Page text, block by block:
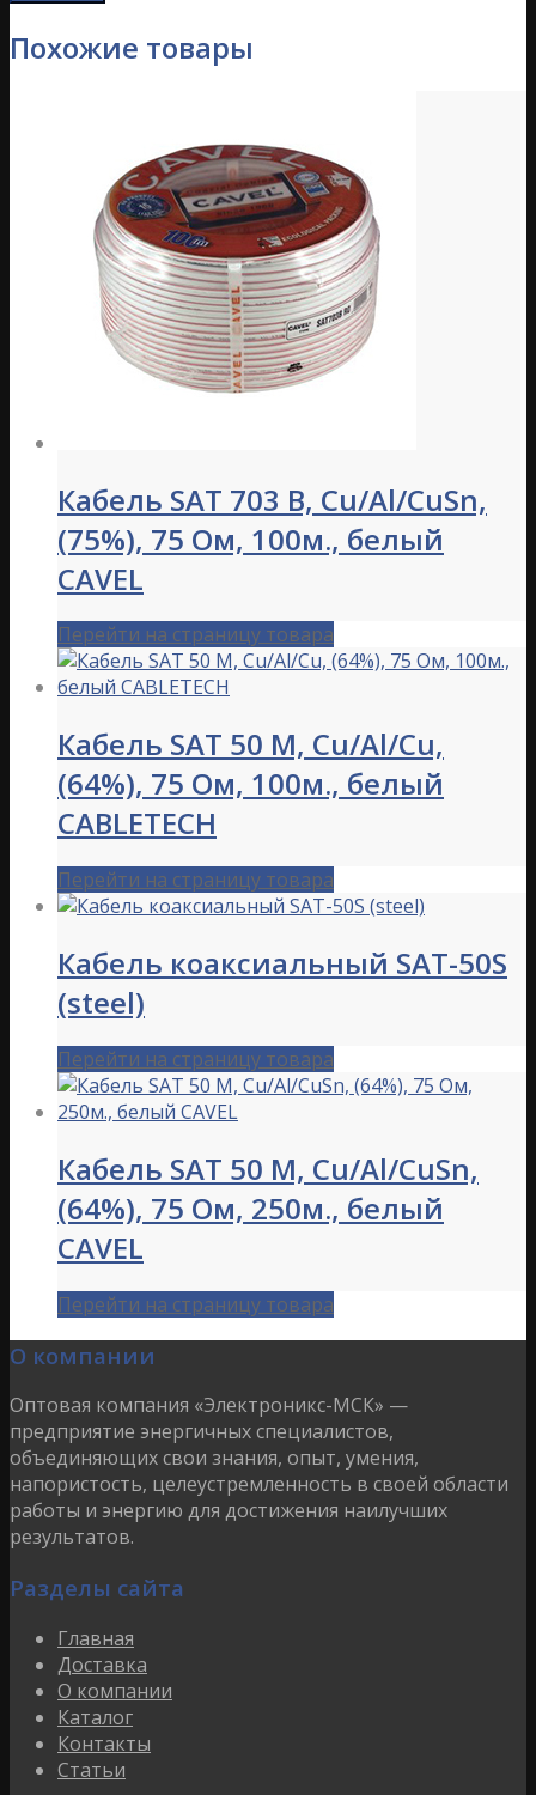
Похожие товары
Кабель SAT 703 B, Cu/Al/CuSn,
(75%), 75 Ом, 100м., белый
CAVEL
Перейти на страницу товара
Кабель SAT 50 M, Cu/Al/Cu,
(64%), 75 Ом, 100м., белый
CABLETECH
Перейти на страницу товара
Кабель коаксиальный SAT-50S
(steel)
Перейти на страницу товара
Кабель SAT 50 M, Cu/Al/CuSn,
(64%), 75 Ом, 250м., белый
CAVEL
Перейти на страницу товара
О компании
Оптовая компания «Электроникс-МСК» —
предприятие энергичных специалистов,
объединяющих свои знания, опыт, умения,
напористость, целеустремленность в своей области
работы и энергию для достижения наилучших
результатов.
Разделы сайта
Главная
Доставка
О компании
Каталог
Контакты
Статьи